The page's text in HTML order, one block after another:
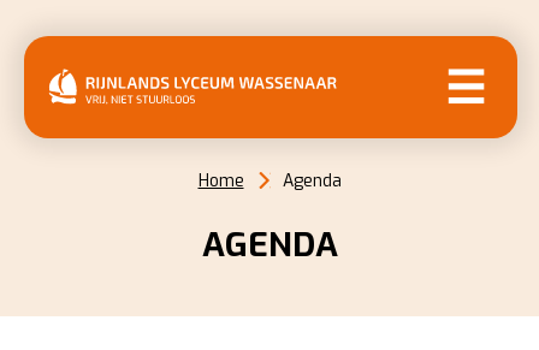
Home Agenda
AGENDA